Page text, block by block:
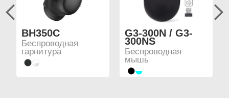
BH350C
Беспроводная
гарнитура
G3-300N / G3-
300NS
Беспроводная
мышь